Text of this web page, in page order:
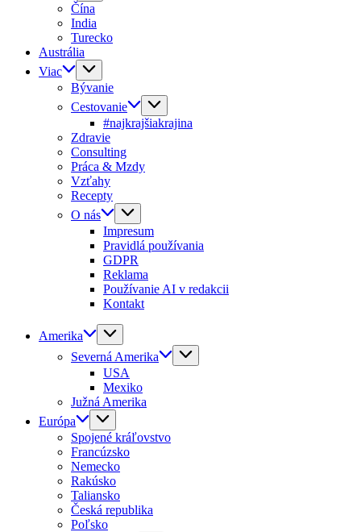
Čína
India
Turecko
Austrália
Viac
Bývanie
Cestovanie
#najkrajšiakrajina
Zdravie
Consulting
Práca & Mzdy
Vzťahy
Recepty
O nás
Impresum
Pravidlá používania
GDPR
Reklama
Používanie AI v redakcii
Kontakt
Amerika
Severná Amerika
USA
Mexiko
Južná Amerika
Európa
Spojené kráľovstvo
Francúzsko
Nemecko
Rakúsko
Taliansko
Česká republika
Poľsko